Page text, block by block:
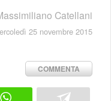
Catellani
25 novembre 2015
COMMENTA